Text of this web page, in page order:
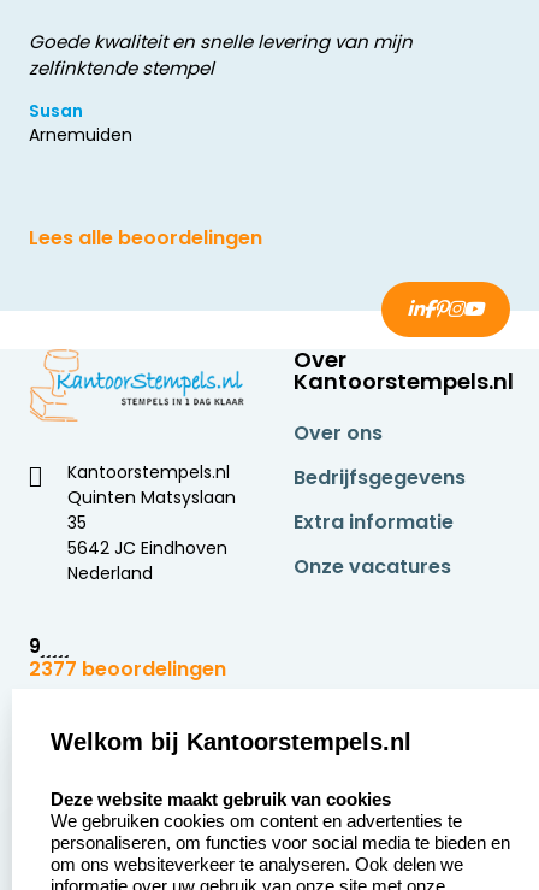
Goede kwaliteit en snelle levering van mijn
zelfinktende stempel
Susan
Arnemuiden
Lees alle beoordelingen
Kantoorstempels.nl
Quinten Matsyslaan
35
5642 JC Eindhoven
Nederland
9
2377 beoordelingen
Over
Kantoorstempels.nl
Over ons
Bedrijfsgegevens
Extra informatie
Onze vacatures
Zakelijk:
Aanvraag op maat
Betaling &
Verzending
Klantenservice:
Contact opnemen
Veel gestelde vragen
Retourneren
Welkom bij Kantoorstempels.nl
Deze website maakt gebruik van cookies
We gebruiken cookies om content en advertenties te
personaliseren, om functies voor social media te bieden en
om ons websiteverkeer te analyseren. Ook delen we
informatie over uw gebruik van onze site met onze